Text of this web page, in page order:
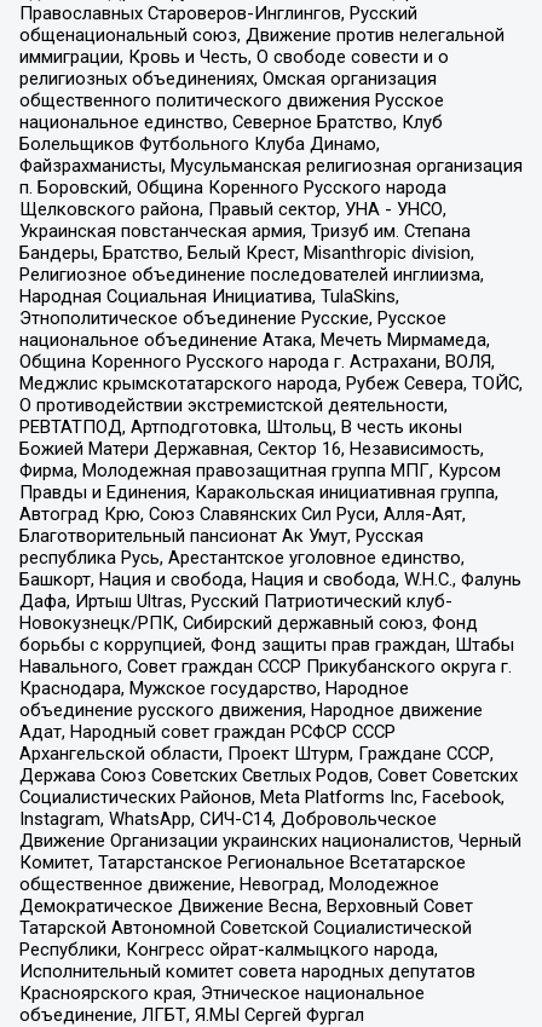
Православных Староверов-Инглингов, Русский
общенациональный союз, Движение против нелегальной
иммиграции, Кровь и Честь, О свободе совести и о
религиозных объединениях, Омская организация
общественного политического движения Русское
национальное единство, Северное Братство, Клуб
Болельщиков Футбольного Клуба Динамо,
Файзрахманисты, Мусульманская религиозная организация
п. Боровский, Община Коренного Русского народа
Щелковского района, Правый сектор, УНА - УНСО,
Украинская повстанческая армия, Тризуб им. Степана
Бандеры, Братство, Белый Крест, Misanthropic division,
Религиозное объединение последователей инглиизма,
Народная Социальная Инициатива, TulaSkins,
Этнополитическое объединение Русские, Русское
национальное объединение Атака, Мечеть Мирмамеда,
Община Коренного Русского народа г. Астрахани, ВОЛЯ,
Меджлис крымскотатарского народа, Рубеж Севера, ТОЙС,
О противодействии экстремистской деятельности,
РЕВТАТПОД, Артподготовка, Штольц, В честь иконы
Божией Матери Державная, Сектор 16, Независимость,
Фирма, Молодежная правозащитная группа МПГ, Курсом
Правды и Единения, Каракольская инициативная группа,
Автоград Крю, Союз Славянских Сил Руси, Алля-Аят,
Благотворительный пансионат Ак Умут, Русская
республика Русь, Арестантское уголовное единство,
Башкорт, Нация и свобода, Нация и свобода, W.H.С., Фалунь
Дафа, Иртыш Ultras, Русский Патриотический клуб-
Новокузнецк/РПК, Сибирский державный союз, Фонд
борьбы с коррупцией, Фонд защиты прав граждан, Штабы
Навального, Совет граждан СССР Прикубанского округа г.
Краснодара, Мужское государство, Народное
объединение русского движения, Народное движение
Адат, Народный совет граждан РСФСР СССР
Архангельской области, Проект Штурм, Граждане СССР,
Держава Союз Советских Светлых Родов, Совет Советских
Социалистических Районов, Meta Platforms Inc, Facebook,
Instagram, WhatsApp, СИЧ-С14, Добровольческое
Движение Организации украинских националистов, Черный
Комитет, Татарстанское Региональное Всетатарское
общественное движение, Невоград, Молодежное
Демократическое Движение Весна, Верховный Совет
Татарской Автономной Советской Социалистической
Республики, Конгресс ойрат-калмыцкого народа,
Исполнительный комитет совета народных депутатов
Красноярского края, Этническое национальное
объединение, ЛГБТ, Я.МЫ Сергей Фургал